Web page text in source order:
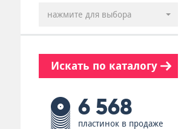
нажмите для выбора
Искать по каталогу
6 568
пластинок в продаже